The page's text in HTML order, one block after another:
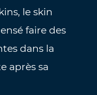
le skin
faire des
dans la
après sa